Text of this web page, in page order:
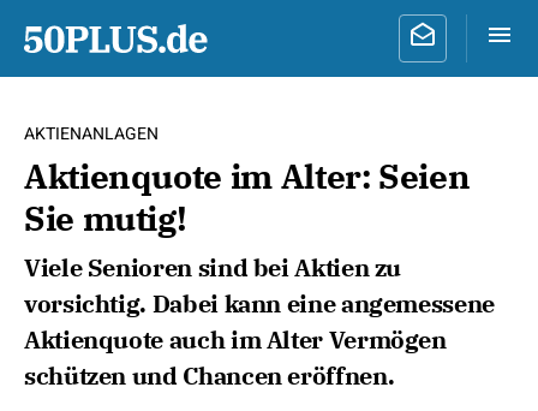
AKTIENANLAGEN
Aktienquote im Alter: Seien
Sie mutig!
Viele Senioren sind bei Aktien zu
vorsichtig. Dabei kann eine angemessene
Aktienquote auch im Alter Vermögen
schützen und Chancen eröffnen.